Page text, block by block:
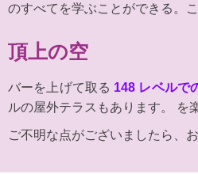
のすべてを学ぶことができる。
頂上の空
バーを上げて取る 148 レベルで
ルの屋外テラスもあります。 を
ご不明な点がございましたら、